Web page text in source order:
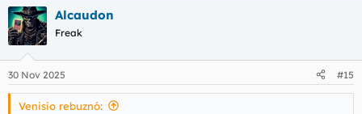
absurdo y la hipocresía más absolutos.
Y no tienen fondo.
a
c
c
i
e
s
Alcaudon
Freak
30 Nov 2025 #15
Venisio rebuznó: